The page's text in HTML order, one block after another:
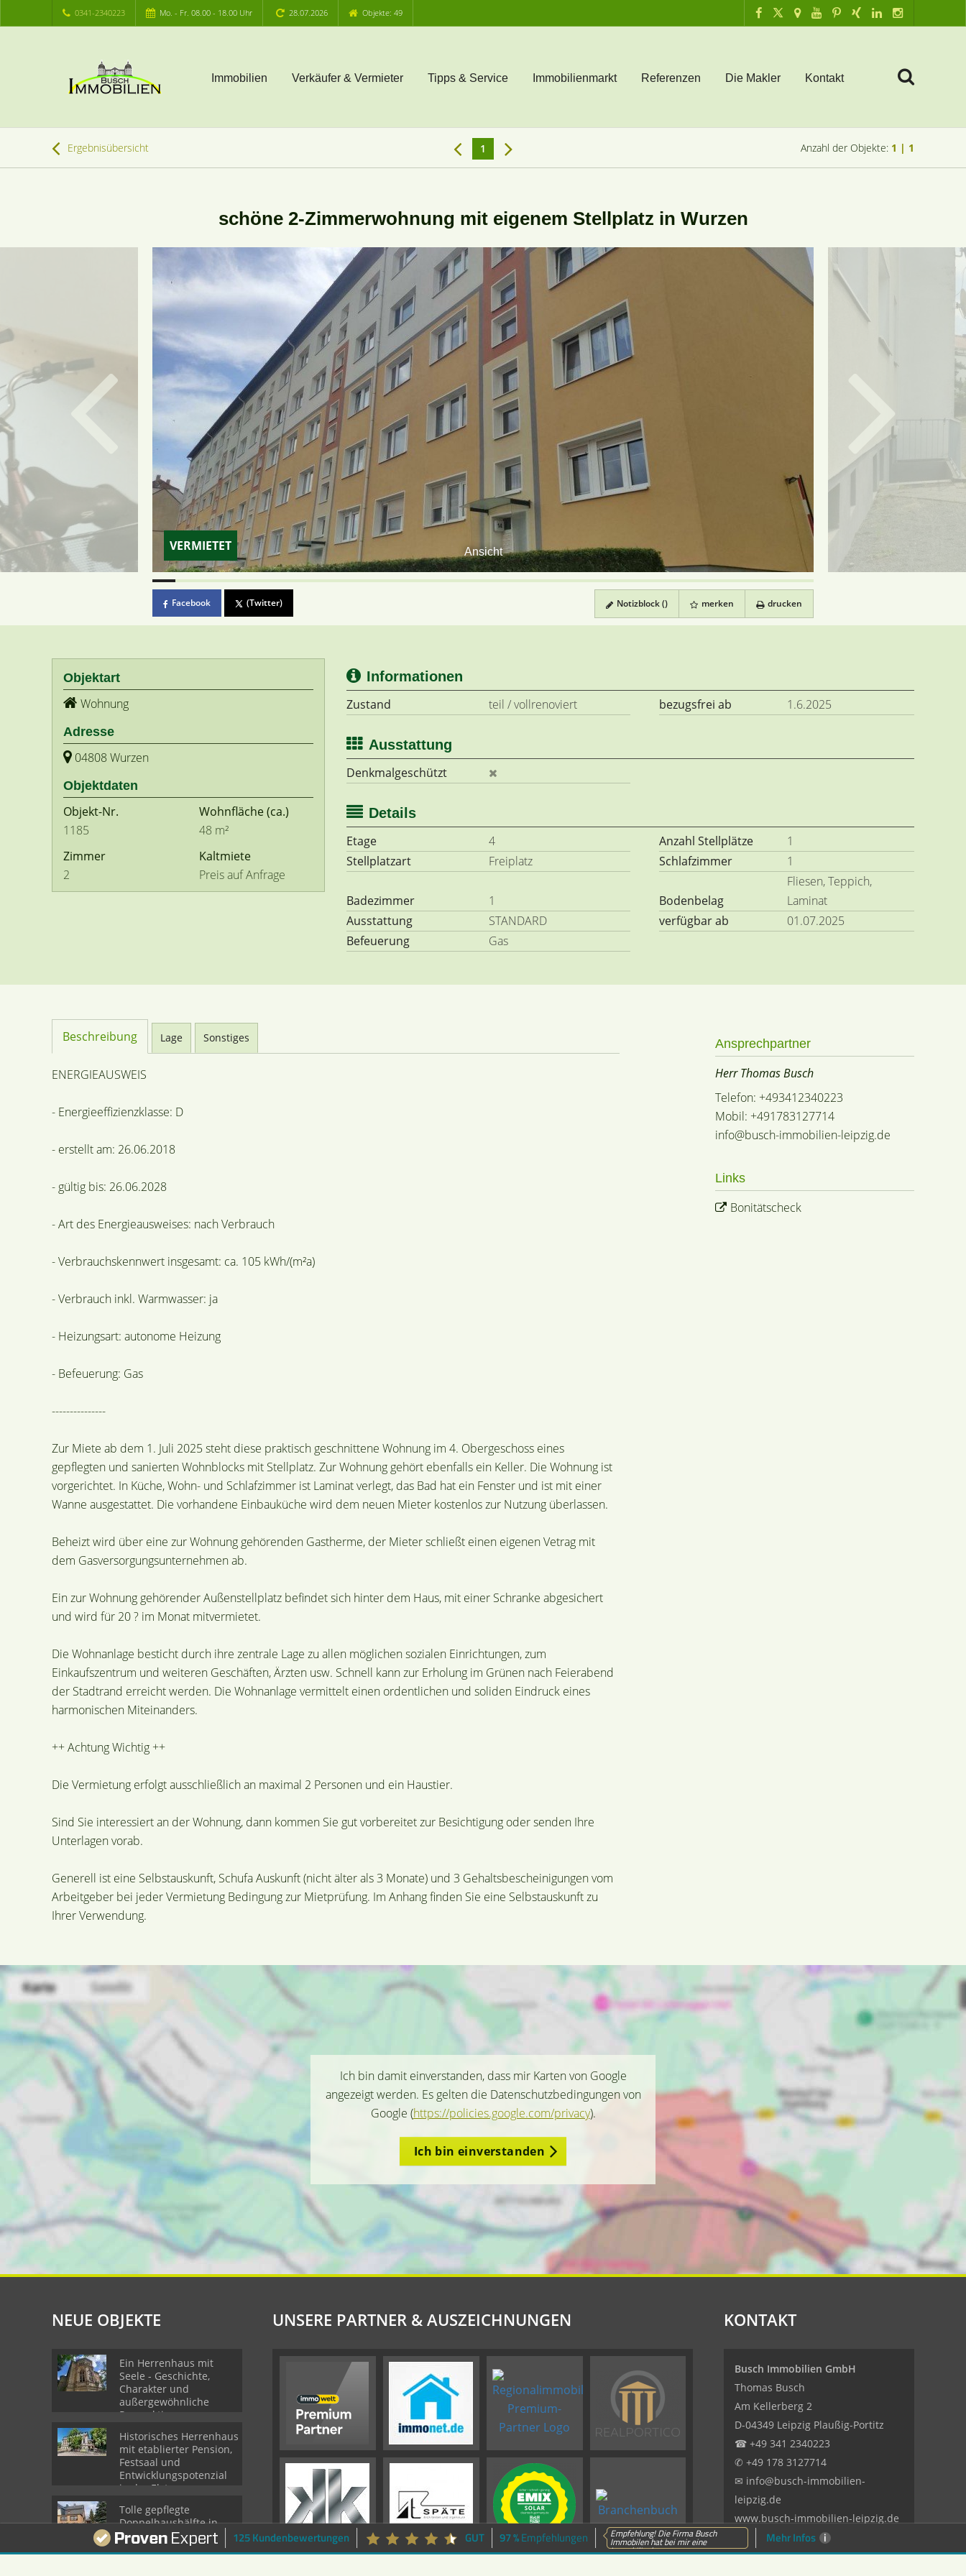
0341-2340223 Mo. - Fr. 08.00 - 18.00 Uhr 28.07.2026 Objekte: 49
Immobilien Verkäufer & Vermieter Tipps & Service Immobilienmarkt Referenzen Die Makler Kontakt
Ergebnisübersicht 1 Anzahl der Objekte: 1 | 1
schöne 2-Zimmerwohnung mit eigenem Stellplatz in Wurzen
Ansicht
VERMIETET
Facebook (Twitter) Notizblock () merken drucken
Objektart
Wohnung
Adresse
04808 Wurzen
Objektdaten
Objekt-Nr.
1185
Wohnfläche(ca.)
48 m²
Zimmer
2
Kaltmiete
Preis auf Anfrage
Informationen
Zustand
teil / vollrenoviert bezugsfrei ab 1.6.2025
Ausstattung
Denkmalgeschützt
Details
Etage
4 Anzahl Stellplätze
1
Stellplatzart
Freiplatz Schlafzimmer 1
Badezimmer 1 Bodenbelag
Fliesen, Teppich,
Laminat
Ausstattung
STANDARD verfügbar ab
01.07.2025
Befeuerung
Gas
Beschreibung Lage Sonstiges
ENERGIEAUSWEIS
- Energieeffizienzklasse: D
- erstellt am: 26.06.2018
- gültig bis: 26.06.2028
- Art des Energieausweises: nach Verbrauch
- Verbrauchskennwert insgesamt: ca. 105 kWh/(m²a)
- Verbrauch inkl. Warmwasser: ja
- Heizungsart: autonome Heizung
- Befeuerung: Gas
---------------
Zur Miete ab dem 1. Juli 2025 steht diese praktisch geschnittene Wohnung im 4. Obergeschoss eines
gepflegten und sanierten Wohnblocks mit Stellplatz. Zur Wohnung gehört ebenfalls ein Keller. Die Wohnung ist
vorgerichtet. In Küche, Wohn- und Schlafzimmer ist Laminat verlegt, das Bad hat ein Fenster und ist mit einer
Wanne ausgestattet. Die vorhandene Einbauküche wird dem neuen Mieter kostenlos zur Nutzung überlassen.
Beheizt wird über eine zur Wohnung gehörenden Gastherme, der Mieter schließt einen eigenen Vetrag mit
dem Gasversorgungsunternehmen ab.
Ein zur Wohnung gehörender Außenstellplatz befindet sich hinter dem Haus, mit einer Schranke abgesichert
und wird für 20 ? im Monat mitvermietet.
Die Wohnanlage besticht durch ihre zentrale Lage zu allen möglichen sozialen Einrichtungen, zum
Einkaufszentrum und weiteren Geschäften, Ärzten usw. Schnell kann zur Erholung im Grünen nach Feierabend
der Stadtrand erreicht werden. Die Wohnanlage vermittelt einen ordentlichen und soliden Eindruck eines
harmonischen Miteinanders.
++ Achtung Wichtig ++
Die Vermietung erfolgt ausschließlich an maximal 2 Personen und ein Haustier.
Sind Sie interessiert an der Wohnung, dann kommen Sie gut vorbereitet zur Besichtigung oder senden Ihre
Unterlagen vorab.
Generell ist eine Selbstauskunft, Schufa Auskunft (nicht älter als 3 Monate) und 3 Gehaltsbescheinigungen vom
Arbeitgeber bei jeder Vermietung Bedingung zur Mietprüfung. Im Anhang finden Sie eine Selbstauskunft zu
Ihrer Verwendung.
Ansprechpartner
Herr Thomas Busch
Telefon: +493412340223
Mobil: +491783127714
info@busch-immobilien-leipzig.de
Links
Bonitätscheck
Ich bin damit einverstanden, dass mir Karten von Google
angezeigt werden. Es gelten die Datenschutzbedingungen von
Google (https://policies.google.com/privacy).
Ich bin einverstanden
125 Kundenbewertungen GUT 97 %Empfehlungen Empfehlung! Die Firma Busch
Immobilen hat bei mir eine
Immobilienbe...
Mehr Infos i
NEUE OBJEKTE
Ein Herrenhaus mit
Seele - Geschichte,
Charakter und
außergewöhnliche
Perspektiven
Historisches Herrenhaus
mit etablierter Pension,
Festsaal und
Entwicklungspotenzial
in der Elsteraue
Tolle gepflegte
Doppelhaushälfte in
Wermsdorf zu verkaufen
UNSERE PARTNER & AUSZEICHNUNGEN KONTAKT
Busch Immobilien GmbH
Thomas Busch
Am Kellerberg 2
D-04349 Leipzig Plaußig-Portitz
☎ +49 341 2340223
✆ +49 178 3127714
✉ info@busch-immobilien-
leipzig.de
www.busch-immobilien-leipzig.de